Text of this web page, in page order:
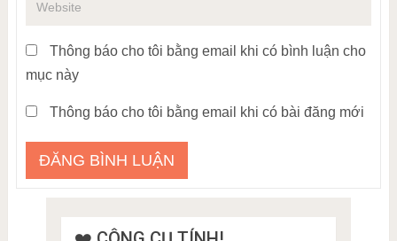
Thông báo cho tôi bằng email khi có bình luận cho
mục này
Thông báo cho tôi bằng email khi có bài đăng mới